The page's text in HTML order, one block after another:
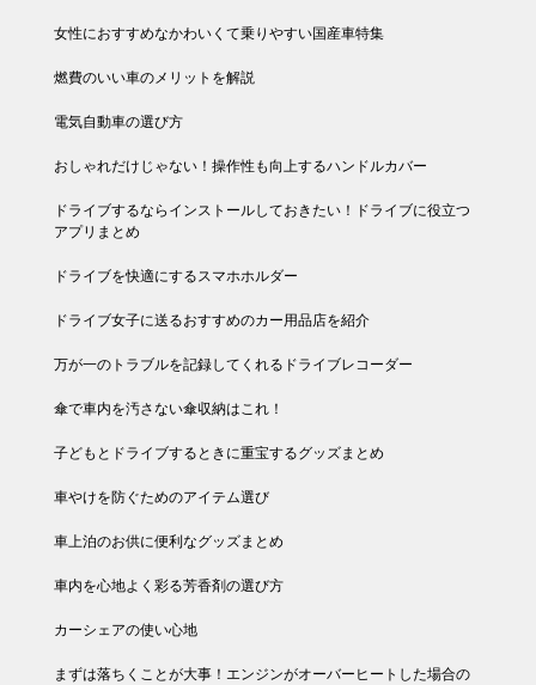
女性におすすめなかわいくて乗りやすい国産車特集
燃費のいい車のメリットを解説
電気自動車の選び方
おしゃれだけじゃない！操作性も向上するハンドルカバー
ドライブするならインストールしておきたい！ドライブに役立つ
アプリまとめ
ドライブを快適にするスマホホルダー
ドライブ女子に送るおすすめのカー用品店を紹介
万が一のトラブルを記録してくれるドライブレコーダー
傘で車内を汚さない傘収納はこれ！
子どもとドライブするときに重宝するグッズまとめ
車やけを防ぐためのアイテム選び
車上泊のお供に便利なグッズまとめ
車内を心地よく彩る芳香剤の選び方
カーシェアの使い心地
まずは落ちくことが大事！エンジンがオーバーヒートした場合の